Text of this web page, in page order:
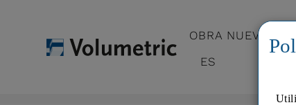
OBRA NUEVA
ES